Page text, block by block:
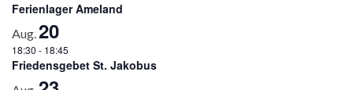
Ferienlager Ameland
Aug.20
18:30 - 18:45
Friedensgebet St. Jakobus